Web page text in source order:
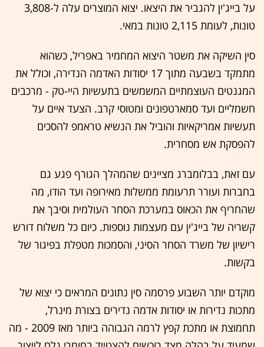
על בייג'ין להגביר את היצאו. יצוא המוצרים עלה ל-3,808
טונות, לעומת 2,115 טונות במאי.
סין השיקה את משטר היצוא המחמיר באפריל, כשהוא
מתמקד בשבעה מתוך 17 יסודות האדמה הנדירה, וכולל את
המגנטים העוצמתיים המשמשים בתעשיות היי-טק - מרכבים
חשמליים ועד סמארטפונים ומטוסי קרב. הצעד איים על
תעשיות אמריקאיות והוביל את הנשיא טראמפ להסכים
להפסקת אש מסחרית.
עם זאת, בבלומברג מציינים שהמהלך הגורף פגע גם
בחברות ועורר תרעומת ממשלות מאירופה ועד הודו, מה
שהחריף את הכאוס במערכת הסחר העולמית וסיבך את
קשריה של בייג'ין עם מעצמות נוספות. כיום כל משלוח דורש
רישיון של משרד הסחר הסיני, והסמכות מטפלת בפיגור של
בקשות.
מוקדם יותר השבוע פרסמה סין נתונים המראים כי יצוא של
מתכות נדירות או יסודות אדמה נדירים בצורת מינרל,
תחמוצת או מתכת קפץ לרמה הגבוהה ביותר מאז 2009 - מה